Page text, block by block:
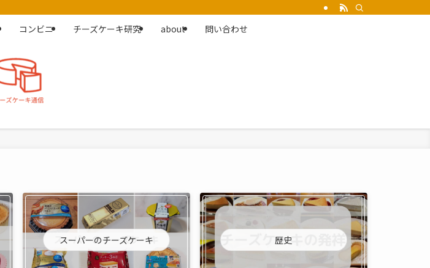
コンビニ チーズケーキ研究 about 問い合わせ
スーパーのチーズケーキ 歴史